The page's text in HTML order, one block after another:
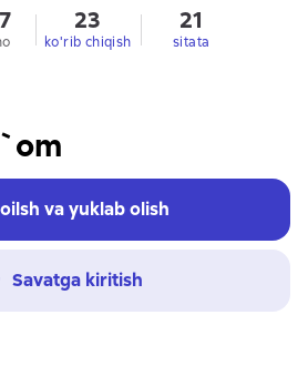
23
ko'rib chiqish
21
sitata
va yuklab olish
Savatga kiritish